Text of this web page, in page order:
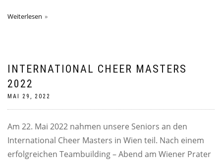
Weiterlesen
INTERNATIONAL CHEER MASTERS
2022
MAI 29, 2022
Am 22. Mai 2022 nahmen unsere Seniors an den
International Cheer Masters in Wien teil. Nach einem
erfolgreichen Teambuilding – Abend am Wiener Prater